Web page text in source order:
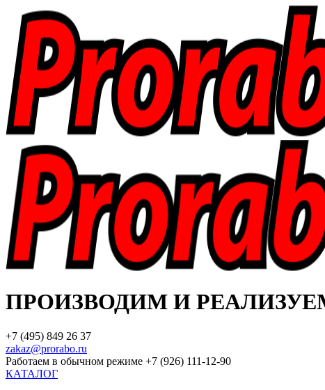
ПРОИЗВОДИМ И РЕАЛИЗУЕМ
+7 (495) 849 26 37
zakaz@prorabo.ru
Работаем в обычном режиме +7 (926) 111-12-90
КАТАЛОГ